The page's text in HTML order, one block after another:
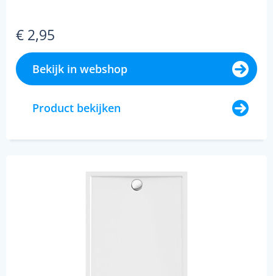
€ 2,95
Bekijk in webshop
Product bekijken